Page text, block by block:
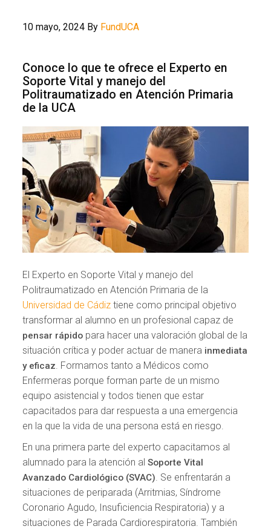
10 mayo, 2024 By FundUCA
Conoce lo que te ofrece el Experto en
Soporte Vital y manejo del
Politraumatizado en Atención Primaria
de la UCA
El Experto en Soporte Vital y manejo del
Politraumatizado en Atención Primaria de la
Universidad de Cádiz tiene como principal objetivo
transformar al alumno en un profesional capaz de
pensar rápido para hacer una valoración global de la
situación crítica y poder actuar de manera inmediata
y eficaz. Formamos tanto a Médicos como
Enfermeras porque forman parte de un mismo
equipo asistencial y todos tienen que estar
capacitados para dar respuesta a una emergencia
en la que la vida de una persona está en riesgo.
En una primera parte del experto capacitamos al
alumnado para la atención alSoporte Vital
Avanzado Cardiológico (SVAC). Se enfrentarán a
situaciones de periparada (Arritmias, Síndrome
Coronario Agudo, Insuficiencia Respiratoria) y a
situaciones de Parada Cardiorespiratoria. También